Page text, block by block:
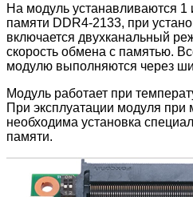
На модуль устанавливаются
памяти DDR4-2133, при
включается двухканальный
скорость обмена с памятью.
модулю выполняются через
Модуль работает при
При эксплуатации модуля при
необходима установка
памяти.